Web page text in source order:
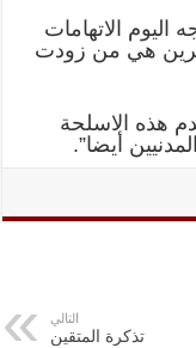
اليوم الاتهامات
هي من زودت
هذه الاسلحة
أيضا”.
التالي
تذكرة المتقين